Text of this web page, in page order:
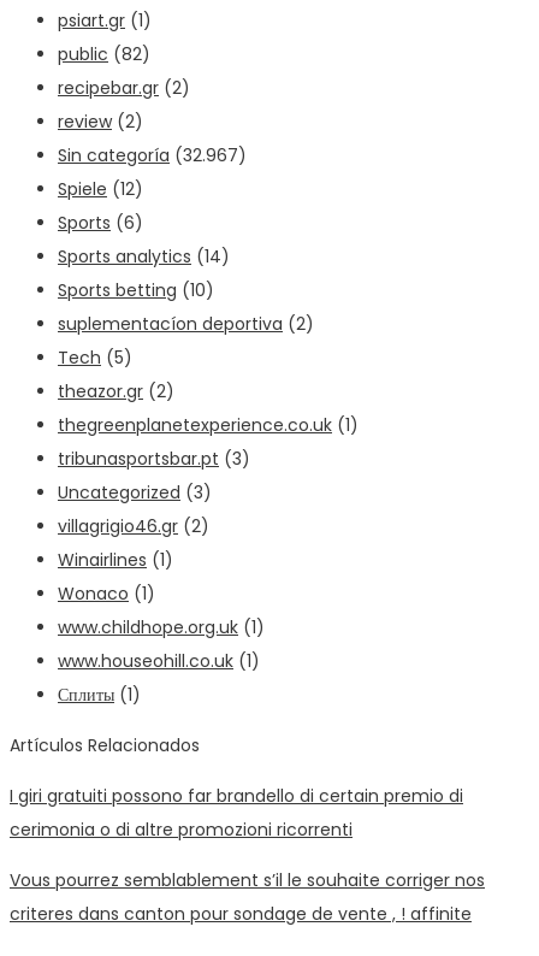
psiart.gr (1)
public (82)
recipebar.gr (2)
review(2)
Sin categoría (32.967)
Spiele (12)
Sports (6)
Sports analytics (14)
Sports betting (10)
suplementacíon deportiva (2)
Tech (5)
theazor.gr (2)
thegreenplanetexperience.co.uk (1)
tribunasportsbar.pt (3)
Uncategorized (3)
villagrigio46.gr (2)
Winairlines (1)
Wonaco (1)
www.childhope.org.uk (1)
www.houseohill.co.uk (1)
Сплиты (1)
Artículos Relacionados
I giri gratuiti possono far brandello di certain premio di
cerimonia o di altre promozioni ricorrenti
Vous pourrez semblablement s’il le souhaite corriger nos
criteres dans canton pour sondage de vente , ! affinite